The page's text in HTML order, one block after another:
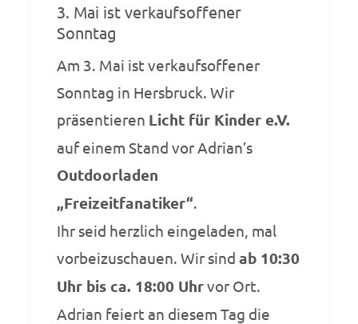
3. Mai ist verkaufsoffener
Sonntag
Am 3. Mai ist verkaufsoffener
Sonntag in Hersbruck. Wir
präsentieren Licht für Kinder e.V.
auf einem Stand vor Adrian’s
Outdoorladen
„Freizeitfanatiker“.
Ihr seid herzlich eingeladen, mal
vorbeizuschauen. Wir sind ab 10:30
Uhr bis ca. 18:00 Uhrvor Ort.
Adrian feiert an diesem Tag die
Kontakt